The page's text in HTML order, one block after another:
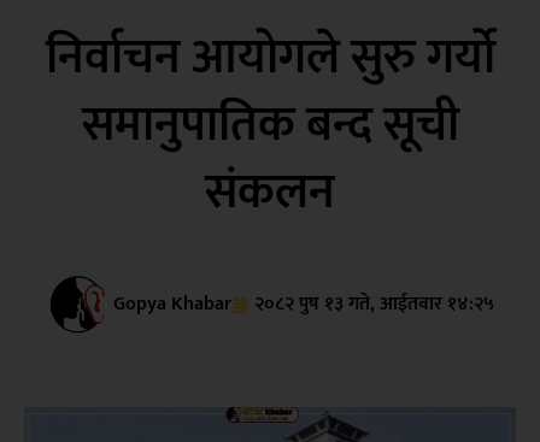
निर्वाचन आयोगले सुरु गर्यो
समानुपातिक बन्द सूची
संकलन
Gopya Khabar २०८२ पुष १३ गते, आईतवार १४:२५